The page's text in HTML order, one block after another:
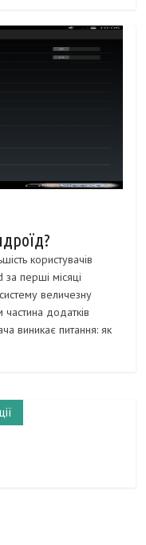
користувачів
перші місяці
величезну
частина додатків
виникає питання: як